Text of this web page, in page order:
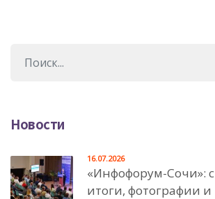
Новости
«Инфофорум-Сочи»:
итоги, фотографии
16.07.2026